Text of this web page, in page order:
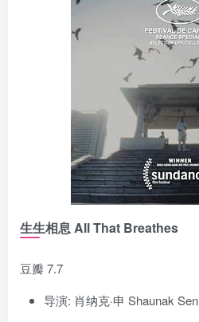
生生相息 All That Breathes
豆瓣 7.7
导演: 肖纳克·申 Shaunak Sen